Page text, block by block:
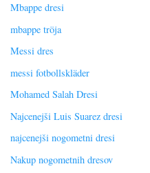
Mbappe dresi
mbappe tröja
Messi dres
messi fotbollskläder
Mohamed Salah Dresi
Najcenejši Luis Suarez dresi
najcenejši nogometni dresi
Nakup nogometnih dresov